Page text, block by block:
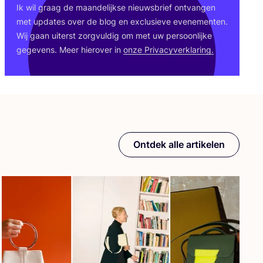
Ik wil graag de maan­de­lijk­se nieuws­brief ont­van­gen
met upda­tes over de blog en exclu­sie­ve eve­ne­men­ten.
Wij gaan uiterst zorg­vul­dig om met uw per­soon­lij­ke
gege­vens. Meer hier­over in onze Pri­va­cy­ver­kla­ring.
Ontdek alle artikelen